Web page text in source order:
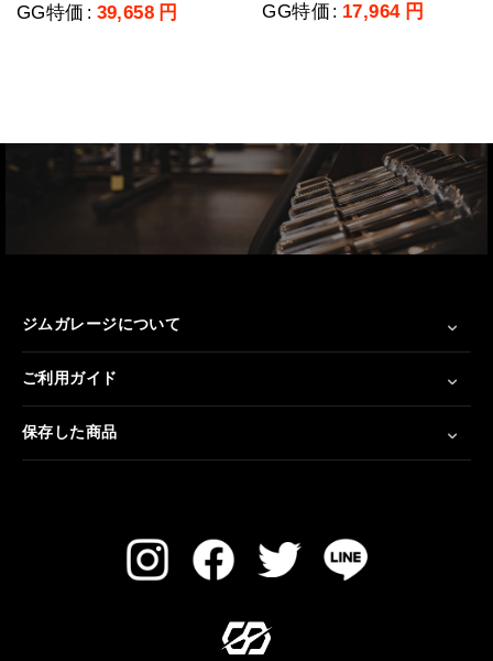
GG特価 : 39,658 円 GG特価 : 17,964 円
ジムガレージについて
ご利用ガイド
保存した商品